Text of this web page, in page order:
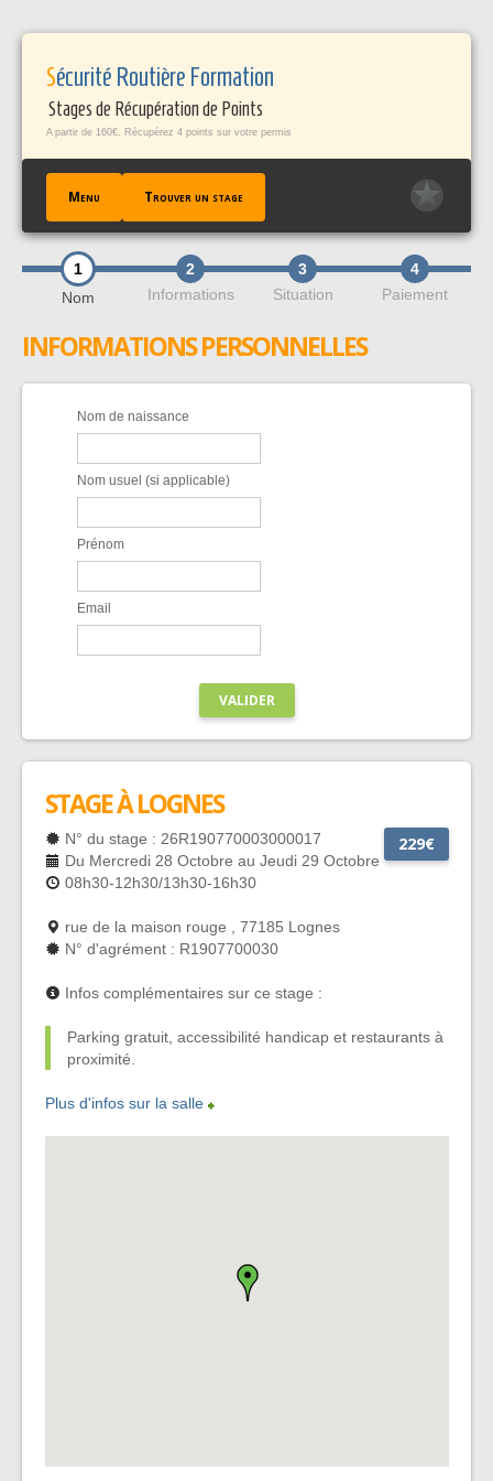
Sécurité Routière Formation
Stages de Récupération de Points
A partir de 160€. Récupérez 4 points sur votre permis
Menu Trouver un stage
ACCUEIL
TROUVER UN STAGE
TÉMOIGNAGES / FAQ
PROFESSIONNELS PÀP
1
Nom
2
Informations
3
Situation
4
Paiement
INFORMATIONS PERSONNELLES
Nom de naissance
Nom usuel (si applicable)
Prénom
Email
VALIDER
STAGE À LOGNES
229€
N° du stage : 26R190770003000017
Du Mercredi 28 Octobre au Jeudi 29 Octobre
08h30-12h30/13h30-16h30
rue de la maison rouge , 77185 Lognes
N° d'agrément : R1907700030
Infos complémentaires sur ce stage :
Parking gratuit, accessibilité handicap et restaurants à
proximité.
Plus d'infos sur la salle